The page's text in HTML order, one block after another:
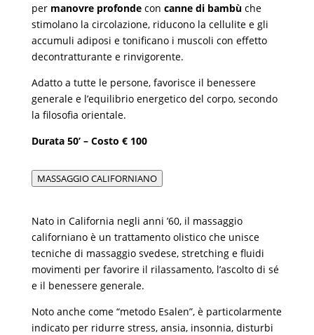
per manovre profondecon canne di bambùche
stimolano la circolazione, riducono la cellulite e gli
accumuli adiposi e tonificano i muscoli con effetto
decontratturante e rinvigorente.
Adatto a tutte le persone, favorisce il benessere
generale e l’equilibrio energetico del corpo, secondo
la filosofia orientale.
Durata 50’ – Costo € 100
MASSAGGIO CALIFORNIANO
Nato in California negli anni ’60, il massaggio
californiano è un trattamento olistico che unisce
tecniche di massaggio svedese, stretching e fluidi
movimenti per favorire il rilassamento, l’ascolto di sé
e il benessere generale.
Noto anche come “metodo Esalen”, è particolarmente
indicato per ridurre stress, ansia, insonnia, disturbi